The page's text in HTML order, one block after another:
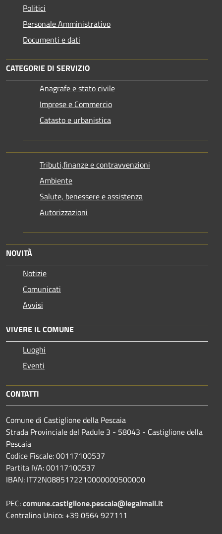
Politici
Personale Amministrativo
Documenti e dati
CATEGORIE DI SERVIZIO
Anagrafe e stato civile
Imprese e Commercio
Catasto e urbanistica
Tributi,finanze e contravvenzioni
Ambiente
Salute, benessere e assistenza
Autorizzazioni
NOVITÀ
Notizie
Comunicati
Avvisi
VIVERE IL COMUNE
Luoghi
Eventi
CONTATTI
Comune di Castiglione della Pescaia
Strada Provinciale del Padule 3 - 58043 - Castiglione della
Pescaia
Codice Fiscale: 00117100537
Partita IVA: 00117100537
IBAN: IT72N0885172210000000500000
PEC:comune.castiglione.pescaia@legalmail.it
Centralino Unico: +39 0564 927111